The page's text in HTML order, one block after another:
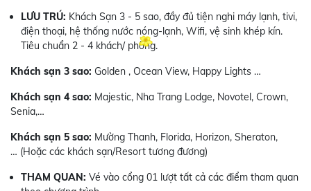
LƯU TRÚ: Khách Sạn 3 - 5 sao, đầy đủ tiện nghi máy lạnh, tivi,
điện thoại, hệ thống nước nóng-lạnh, Wifi, vệ sinh khép kín.
Tiêu chuẩn 2 - 4 khách/ phòng.
Khách sạn 3 sao: Golden , Ocean View, Happy Lights …
Khách sạn 4 sao: Majestic, Nha Trang Lodge, Novotel, Crown,
Senia,…
Khách sạn 5 sao: Mường Thanh, Florida, Horizon, Sheraton,
… (Hoặc các khách sạn/Resort tương đương)
THAM QUAN: Vé vào cổng 01 lượt tất cả các điểm tham quan